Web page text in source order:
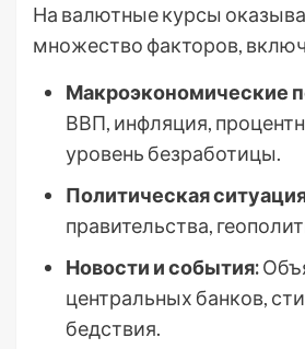
На валютные курсы
множество факторов,
Макроэкономические
ВВП, инфляция,
уровень безработицы.
Политическая
правительства,
Новости и события:
центральных банков,
бедствия.